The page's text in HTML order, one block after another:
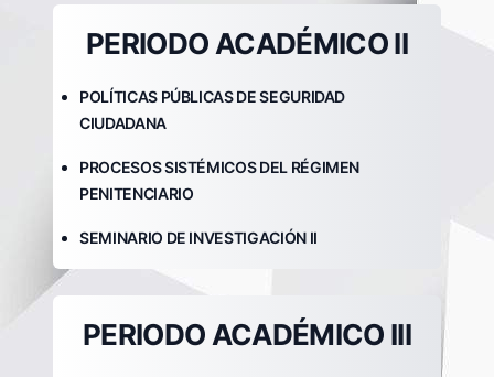
PERIODO ACADÉMICO II
POLÍTICAS PÚBLICAS DE SEGURIDAD
CIUDADANA
PROCESOS SISTÉMICOS DEL RÉGIMEN
PENITENCIARIO
SEMINARIO DE INVESTIGACIÓN II
PERIODO ACADÉMICO III